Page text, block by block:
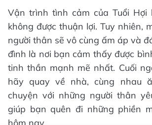
Vận trình tình cảm của Tuổi Hợi
không được thuận lợi. Tuy nhiên,
người thân sẽ vô cùng ấm áp và
đình là nơi bạn cảm thấy được
tinh thần mạnh mẽ nhất. Cuối
hãy quay về nhà, cùng nhau
chuyện với những người thân
giúp bạn quên đi những phiền
hôm nay.